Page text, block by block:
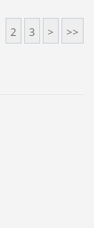
2 3 > >>